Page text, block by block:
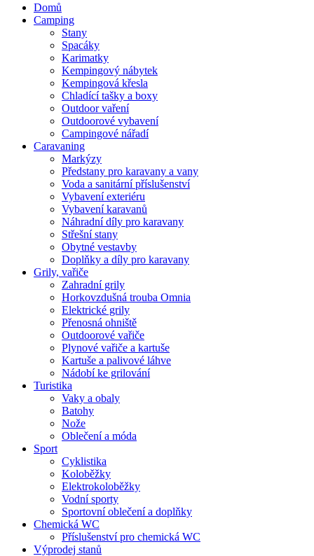
Domů
Camping
Stany
Spacáky
Karimatky
Kempingový nábytek
Kempingová křesla
Chladící tašky a boxy
Outdoor vaření
Outdoorové vybavení
Campingové nářadí
Caravaning
Markýzy
Předstany pro karavany a vany
Voda a sanitární příslušenství
Vybavení exteriéru
Vybavení karavanů
Náhradní díly pro karavany
Střešní stany
Obytné vestavby
Doplňky a díly pro karavany
Grily, vařiče
Zahradní grily
Horkovzdušná trouba Omnia
Elektrické grily
Přenosná ohniště
Outdoorové vařiče
Plynové vařiče a kartuše
Kartuše a palivové láhve
Nádobí ke grilování
Turistika
Vaky a obaly
Batohy
Nože
Oblečení a móda
Sport
Cyklistika
Koloběžky
Elektrokoloběžky
Vodní sporty
Sportovní oblečení a doplňky
Chemická WC
Příslušenství pro chemická WC
Výprodej stanů